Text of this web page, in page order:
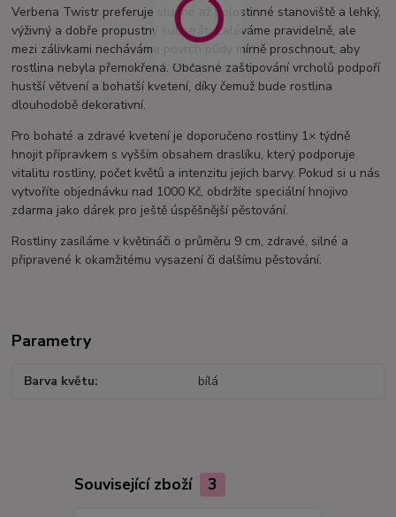
Verbena Twistr preferuje slunné až polostinné stanoviště a lehký,
výživný a dobře propustný substrát. Zaléváme pravidelně, ale
mezi zálivkami necháváme povrch půdy mírně proschnout, aby
rostlina nebyla přemokřená. Občasné zaštipování vrcholů podpoří
hustší větvení a bohatší kvetení, díky čemuž bude rostlina
dlouhodobě dekorativní.
Pro bohaté a zdravé kvetení je doporučeno rostliny 1× týdně
hnojit přípravkem s vyšším obsahem draslíku, který podporuje
vitalitu rostliny, počet květů a intenzitu jejich barvy. Pokud si u nás
vytvoříte objednávku nad 1000 Kč, obdržíte speciální hnojivo
zdarma jako dárek pro ještě úspěšnější pěstování.
Rostliny zasíláme v květináči o průměru 9 cm, zdravé, silné a
připravené k okamžitému vysazení či dalšímu pěstování.
Parametry
Barva květu bílá
Související zboží 3